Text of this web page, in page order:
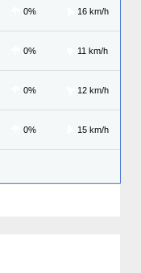
0% 16 km/h
0% 11 km/h
0% 12 km/h
0% 15 km/h